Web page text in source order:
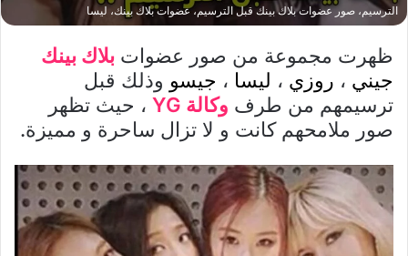
الترسيم، صور عضوات بلاك بينك قبل الترسيم، عضوات بلاك بينك، ليسا
ظهرت مجموعة من صور عضوات بلاك بينك
جيني ، روزي ، ليسا ، جيسو وذلك قبل
ترسيمهم من طرف وكالة YG
، حيث تظهر
صور ملامحهم كانت و لا تزال ساحرة و مميزة.